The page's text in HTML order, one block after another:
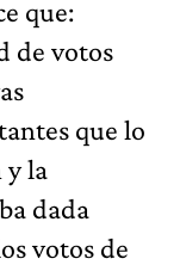
que:
de votos
que lo
y la
dada
votos de